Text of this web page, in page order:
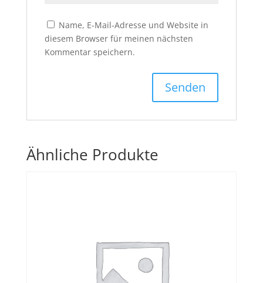
Name, E-Mail-Adresse und Website in
diesem Browser für meinen nächsten
Kommentar speichern.
Ähnliche Produkte